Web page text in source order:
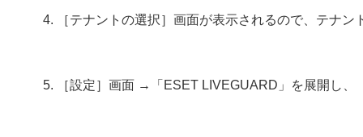
［テナントの選択］画面が表示されるので、テナ
［設定］画面 →「ESET LIVEGUARD」を展開し